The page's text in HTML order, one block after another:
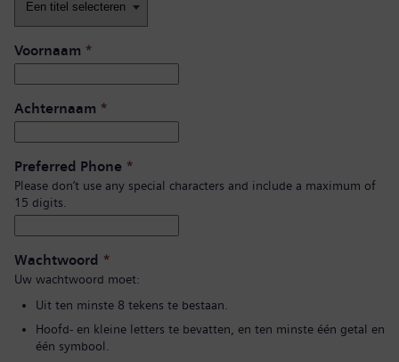
Voornaam *
Achternaam *
Preferred Phone *
Please don’t use any special characters and include a maximum of
15 digits.
Wachtwoord *
Uw wachtwoord moet:
Uit ten minste 8 tekens te bestaan.
Hoofd- en kleine letters te bevatten, en ten minste één getal en
één symbool.